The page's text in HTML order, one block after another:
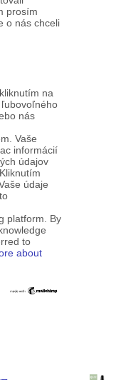
prosím
o nás chceli
na
nás
Vaše
informácií
údajov
údaje
platform. By
to
about